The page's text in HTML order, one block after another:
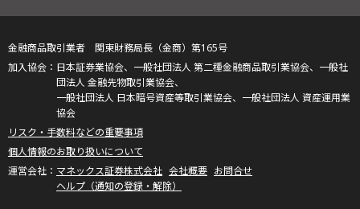
金融商品取引業者 関東財務局長（金商）第165号
日本証券業協会、一般社団法人 第二種金融商品取引業協会、一般社
団法人 金融先物取引業協会、
一般社団法人 日本暗号資産等取引業協会、一般社団法人 資産運用業
協会
リスク・手数料などの重要事項
個人情報のお取り扱いについて
マネックス証券株式会社 会社概要 お問合せ
ヘルプ（通知の登録・解除）